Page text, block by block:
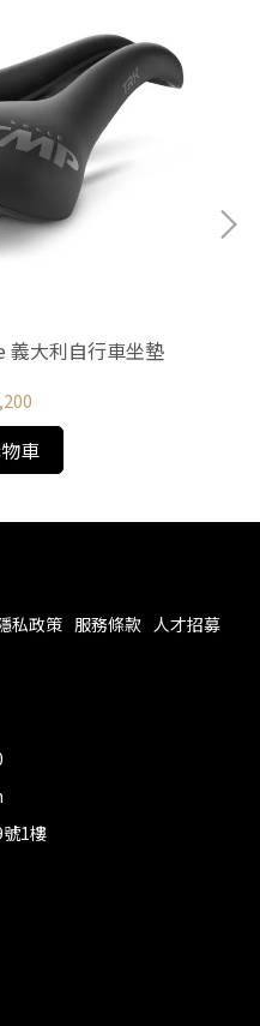
義大利自行車坐墊
車
私政策 服務條款 人才招募
1樓